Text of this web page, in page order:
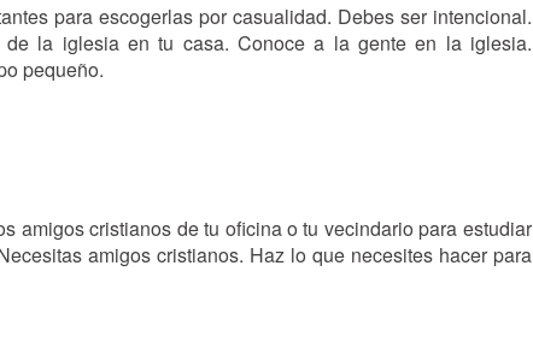
para escogerlas por casualidad. Debes ser intencional.
la iglesia en tu casa. Conoce a la gente en la iglesia.
pequeño.
amigos cristianos de tu oficina o tu vecindario para estudiar
amigos cristianos. Haz lo que necesites hacer para